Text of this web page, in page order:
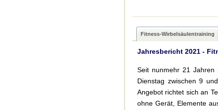
Fitness-Wirbelsäulentraining
Jahresbericht 2021 -
Seit nunmehr 21 Jahren
Dienstag zwischen 9
Angebot richtet sich an
ohne Gerät, Elemente